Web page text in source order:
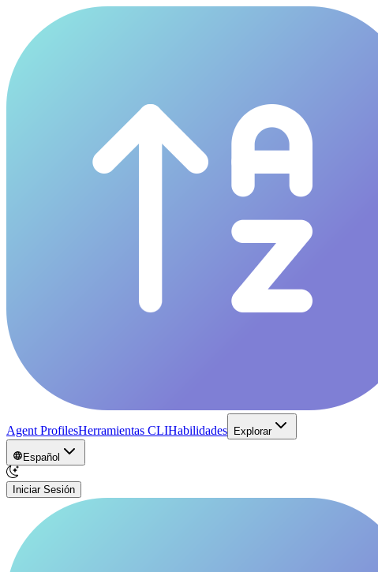
Agent ProfilesHerramientas CLIHabilidades Explorar
Español
Iniciar Sesión